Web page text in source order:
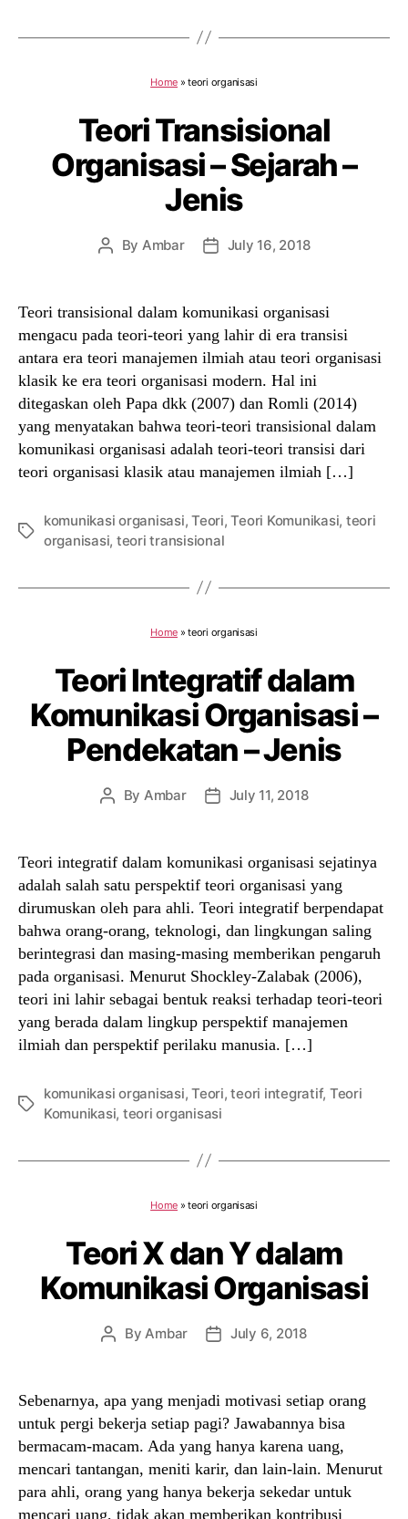
Home »teori organisasi
Teori Transisional
Organisasi – Sejarah –
Jenis
Post
By Ambar
PostJuly 16, 2018
Teori transisional dalam komunikasi organisasi
mengacu pada teori-teori yang lahir di era transisi
antara era teori manajemen ilmiah atau teori organisasi
klasik ke era teori organisasi modern. Hal ini
ditegaskan oleh Papa dkk (2007) dan Romli (2014)
yang menyatakan bahwa teori-teori transisional dalam
komunikasi organisasi adalah teori-teori transisi dari
teori organisasi klasik atau manajemen ilmiah […]
Tags
komunikasi organisasi,Teori,Teori Komunikasi, teori
organisasi, teori transisional
Home »teori organisasi
Teori Integratif dalam
Komunikasi Organisasi –
Pendekatan – Jenis
Post
By Ambar
PostJuly 11, 2018
Teori integratif dalam komunikasi organisasi sejatinya
adalah salah satu perspektif teori organisasi yang
dirumuskan oleh para ahli. Teori integratif berpendapat
bahwa orang-orang, teknologi, dan lingkungan saling
berintegrasi dan masing-masing memberikan pengaruh
pada organisasi. Menurut Shockley-Zalabak (2006),
teori ini lahir sebagai bentuk reaksi terhadap teori-teori
yang berada dalam lingkup perspektif manajemen
ilmiah dan perspektif perilaku manusia. […]
Tags
komunikasi organisasi,Teori,teori integratif, Teori
Komunikasi, teori organisasi
Home »teori organisasi
Teori X dan Y dalam
Komunikasi Organisasi
PostByAmbar
PostJuly 6, 2018
Sebenarnya, apa yang menjadi motivasi setiap orang
untuk pergi bekerja setiap pagi? Jawabannya bisa
bermacam-macam. Ada yang hanya karena uang,
mencari tantangan, meniti karir, dan lain-lain. Menurut
para ahli, orang yang hanya bekerja sekedar untuk
mencari uang, tidak akan memberikan kontribusi